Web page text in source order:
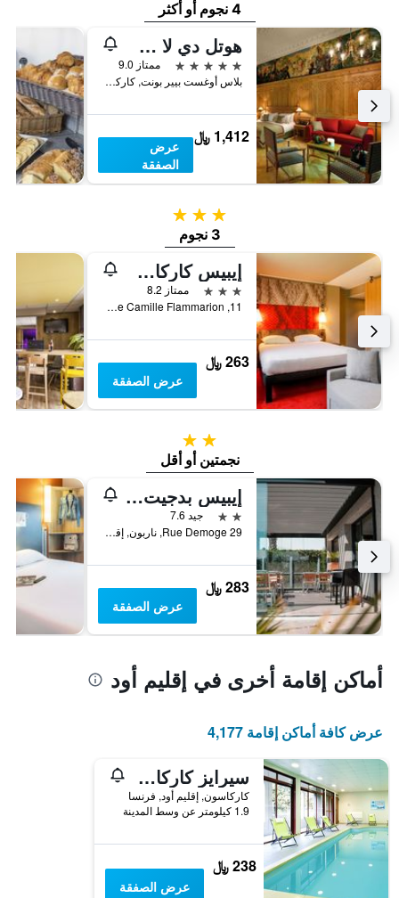
4 نجوم أو أكثر
هوتل دي لا سيتيه كاركاسون - إم جاليري كوليكشن
5 نجوم
ممتاز 9.0
بلاس أوغست بيير بونت, كاركاسون, إقليم أود, فرنسا
1,412 ﷼
عرض
الصفقة
3 نجوم
3 نجوم
إيبيس كاركاسون إيست لا سيته
3 نجوم
ممتاز 8.2
11, Rue Camille Flammarion, كاركاسون, إقليم أود, فرنسا
263 ﷼
عرض الصفقة
2 نجمتين
نجمتين أو أقل
إيبيس بدجيت ناربوني إيست
2 نجمتين
جيد 7.6
29 Rue Demoge, ناربون, إقليم أود, فرنسا
283 ﷼
عرض الصفقة
أماكن إقامة أخرى في إقليم أود
عرض كافة أماكن إقامة 4,177
سيرايز كاركاسون سود
كاركاسون, إقليم أود, فرنسا
1.9 كيلومتر عن وسط المدينة
238 ﷼
عرض الصفقة